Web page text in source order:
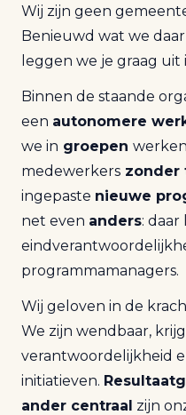
Wij zijn geen
Benieuwd wat we
leggen we je graag uit
Binnen de staande
een autonomere
we in groepen
medewerkers zonder
ingepaste nieuwe
net even anders: daar
programmamanagers.
Wij geloven in de
We zijn wendbaar,
verantwoordelijkheid
initiatieven.
ander centraal zijn